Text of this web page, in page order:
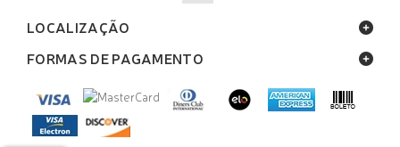
LOCALIZAÇÃO
FORMAS DE PAGAMENTO